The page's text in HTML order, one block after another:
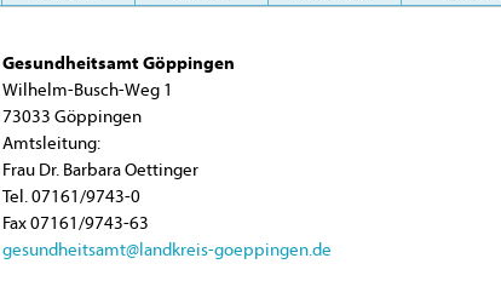
Gesundheitsamt Göppingen
Wilhelm-Busch-Weg 1
73033 Göppingen
Amtsleitung:
Frau Dr. Barbara Oettinger
Tel. 07161/9743-0
Fax 07161/9743-63
gesundheitsamt@landkreis-goeppingen.de